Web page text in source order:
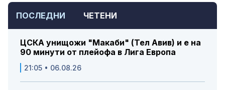
ПОСЛЕДНИ ЧЕТЕНИ
ЦСКА унищожи "Макаби" (Тел Авив) и е на
90 минути от плейофа в Лига Европа
21:05 • 06.08.26